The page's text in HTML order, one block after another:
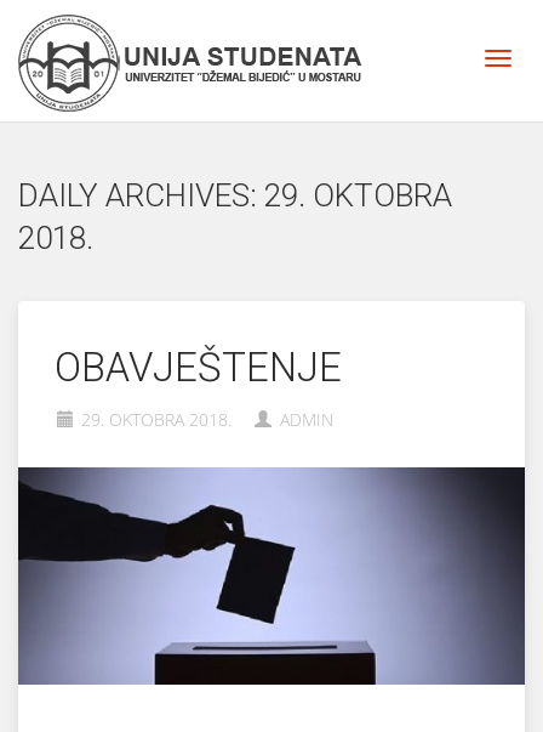
DAILY ARCHIVES: 29. OKTOBRA
2018.
OBAVJEŠTENJE
29. OKTOBRA 2018. ADMIN